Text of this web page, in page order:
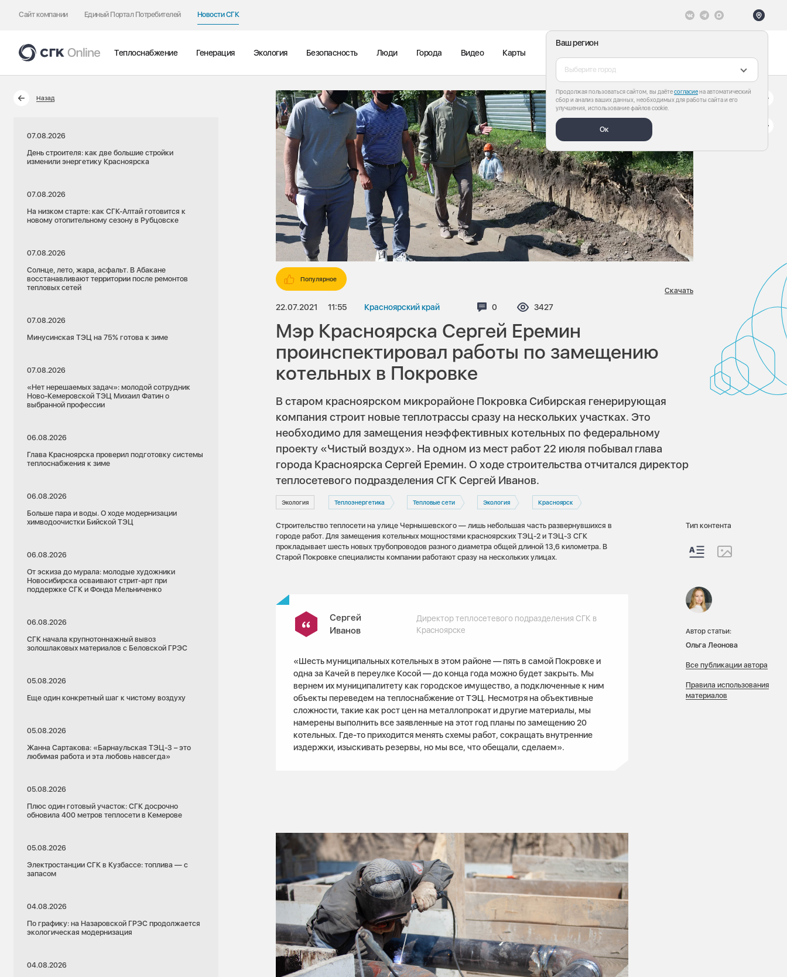
Сайт компании Единый Портал Потребителей Новости СГК
Ваш регион
Выберите город
Продолжая пользоваться сайтом, вы даётесогласиена автоматический
сбор и анализ ваших данных, необходимых для работы сайта и его
улучшения, использование файлов cookie.
Ок
Теплоснабжение Генерация Экология Безопасность Люди Города Видео Карты
Назад
07.08.2026
День строителя: как две большие стройки
изменили энергетику Красноярска
07.08.2026
На низком старте: как СГК-Алтай готовится к
новому отопительному сезону в Рубцовске
07.08.2026
Солнце, лето, жара, асфальт. В Абакане
восстанавливают территории после ремонтов
тепловых сетей
07.08.2026
Минусинская ТЭЦ на 75% готова к зиме
07.08.2026
«Нет нерешаемых задач»: молодой сотрудник
Ново-Кемеровской ТЭЦ Михаил Фатин о
выбранной профессии
06.08.2026
Глава Красноярска проверил подготовку системы
теплоснабжения к зиме
06.08.2026
Больше пара и воды. О ходе модернизации
химводоочистки Бийской ТЭЦ
06.08.2026
От эскиза до мурала: молодые художники
Новосибирска осваивают стрит-арт при
поддержке СГК и Фонда Мельниченко
06.08.2026
СГК начала крупнотоннажный вывоз
золошлаковых материалов с Беловской ГРЭС
05.08.2026
Еще один конкретный шаг к чистому воздуху
05.08.2026
Жанна Сартакова: «Барнаульская ТЭЦ-3 – это
любимая работа и эта любовь навсегда»
05.08.2026
Плюс один готовый участок: СГК досрочно
обновила 400 метров теплосети в Кемерове
05.08.2026
Электростанции СГК в Кузбассе: топлива — с
запасом
04.08.2026
По графику: на Назаровской ГРЭС продолжается
экологическая модернизация
04.08.2026
Популярное
22.07.2021 11:55 Красноярский край Комментариев:
0 Просмотров:
3427
Скачать
Мэр Красноярска Сергей Еремин
проинспектировал работы по замещению
котельных в Покровке
В старом красноярском микрорайоне Покровка Сибирская генерирующая
компания строит новые теплотрассы сразу на нескольких участках. Это
необходимо для замещения неэффективных котельных по федеральному
проекту «Чистый воздух». На одном из мест работ 22 июля побывал глава
города Красноярска Сергей Еремин. О ходе строительства отчитался директор
теплосетевого подразделения СГК Сергей Иванов.
Экология Теплоэнергетика Тепловые сети Экология Красноярск
Строительство теплосети на улице Чернышевского — лишь небольшая часть развернувшихся в
городе работ. Для замещения котельных мощностями красноярских ТЭЦ-2 и ТЭЦ-3 СГК
прокладывает шесть новых трубопроводов разного диаметра общей длиной 13,6 километра. В
Старой Покровке специалисты компании работают сразу на нескольких улицах.
Сергей
Иванов
Директор теплосетевого подразделения СГК в
Красноярске
«Шесть муниципальных котельных в этом районе — пять в самой Покровке и
одна за Качей в переулке Косой — до конца года можно будет закрыть. Мы
вернем их муниципалитету как городское имущество, а подключенные к ним
объекты переведем на теплоснабжение от ТЭЦ. Несмотря на объективные
сложности, такие как рост цен на металлопрокат и другие материалы, мы
намерены выполнить все заявленные на этот год планы по замещению 20
котельных. Где-то приходится менять схемы работ, сокращать внутренние
издержки, изыскивать резервы, но мы все, что обещали, сделаем».
Тип контента
Автор статьи:
Ольга Леонова
Все публикации автора
Правила использования
материалов